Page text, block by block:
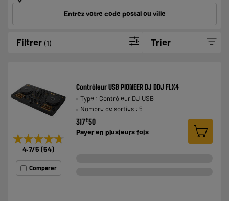
Entrez votre code postal ou ville
Filtrer (1) Trier
★★★★★
★★★★★
4.7/5 (54)
Comparer
Contrôleur USB PIONEER DJ DDJ FLX4
Type : Contrôleur DJ USB
Nombre de sorties : 5
317€50
Payer en plusieurs fois